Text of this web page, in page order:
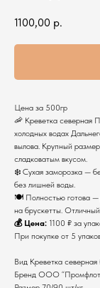
1100,00 р.
Цена за 500гр
🦐 Креветка северная
холодных водах
вылова. Крупный
сладковатым вкусом.
❄️ Сухая заморозка —
без лишней воды.
🍽 Полностью готова —
на брускетты.
💰 Цена: 1100 ₽ за
При покупке от 5
Вид Креветка северная
Бренд ООО